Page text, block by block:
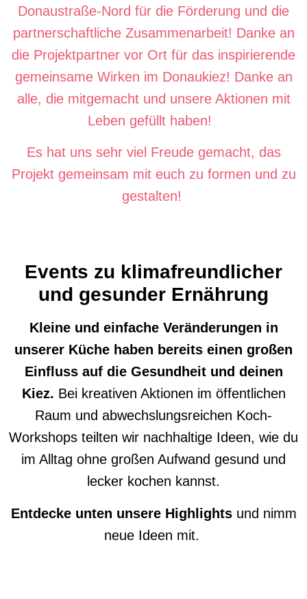
Donaustraße-Nord für die Förderung und die
partnerschaftliche Zusammenarbeit! Danke an
die Projektpartner vor Ort für das inspirierende
gemeinsame Wirken im Donaukiez! Danke an
alle, die mitgemacht und unsere Aktionen mit
Leben gefüllt haben!
Es hat uns sehr viel Freude gemacht, das
Projekt gemeinsam mit euch zu formen und zu
gestalten!
Events zu klimafreundlicher
und gesunder Ernährung
Kleine und einfache Veränderungen in
unserer Küche haben bereits einen großen
Einfluss auf die Gesundheit und deinen
Kiez. Bei kreativen Aktionen im öffentlichen
Raum und abwechslungsreichen Koch-
Workshops teilten wir nachhaltige Ideen, wie du
im Alltag ohne großen Aufwand gesund und
lecker kochen kannst.
Entdecke unten unsere Highlightsund nimm
neue Ideen mit.